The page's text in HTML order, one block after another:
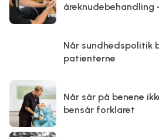
åreknudebehandling
Når sundhedspolitik
patienterne
Når sår på benene
bensår forklaret